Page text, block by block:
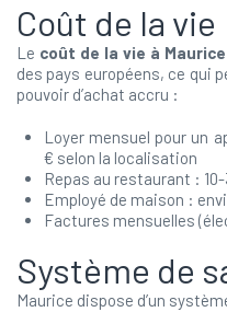
Coût de la vie
Le coût de la vie à Maurice
des pays européens, ce qui
pouvoir d’achat accru :
Loyer mensuel pour un
€ selon la localisation
Repas au restaurant :
Employé de maison :
Factures mensuelles
Système de
Maurice dispose d’un